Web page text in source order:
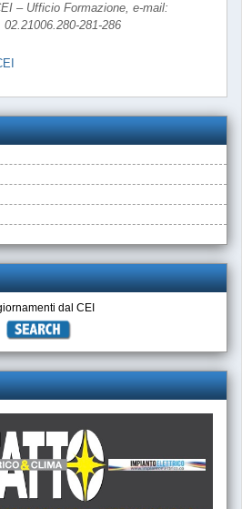
– Ufficio Formazione, e-mail:
281-286
dal CEI